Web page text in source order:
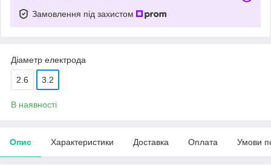
Замовлення під захистом
Діаметр електрода
2.6 3.2
В наявності
Опис Характеристики Доставка Оплата Умови